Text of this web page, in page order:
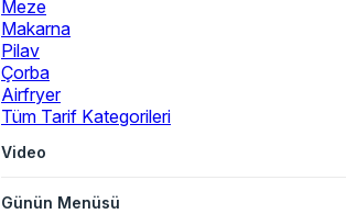
Meze
Makarna
Pilav
Çorba
Airfryer
Tüm Tarif Kategorileri
Video
Günün Menüsü